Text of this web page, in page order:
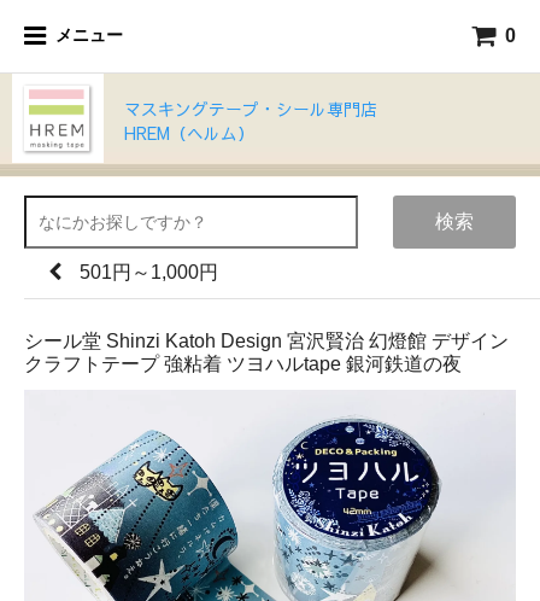
メニュー 0
マスキングテープ・シール専門店
HREM（ヘルム）
検索
501円～1,000円
シール堂 Shinzi Katoh Design 宮沢賢治 幻燈館 デザイン
クラフトテープ 強粘着 ツヨハルtape 銀河鉄道の夜